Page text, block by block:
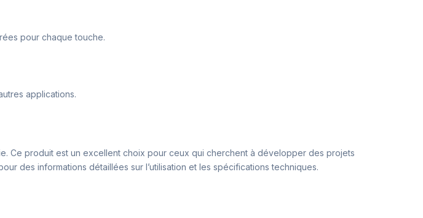
pour chaque touche.
applications.
Ce produit est un excellent choix pour ceux qui cherchent à développer des projets
des informations détaillées sur l’utilisation et les spécifications techniques.